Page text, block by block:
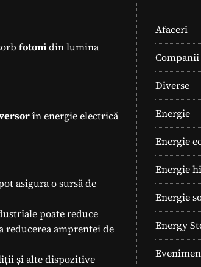
fotonidin lumina
în energie electrică
asigura o sursă de
poate reduce
reducerea amprentei de
și alte dispozitive
Afaceri
Companii
Diverse
Energie
Energie
Energie
Energie
Energy